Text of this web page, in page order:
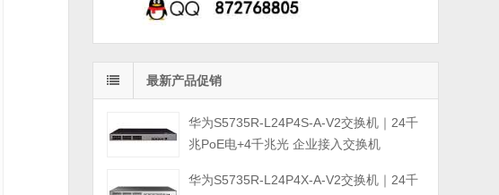
最新产品促销
华为S5735R-L24P4S-A-V2交换机｜24千
兆PoE电+4千兆光 企业接入交换机
华为S5735R-L24P4X-A-V2交换机｜24千